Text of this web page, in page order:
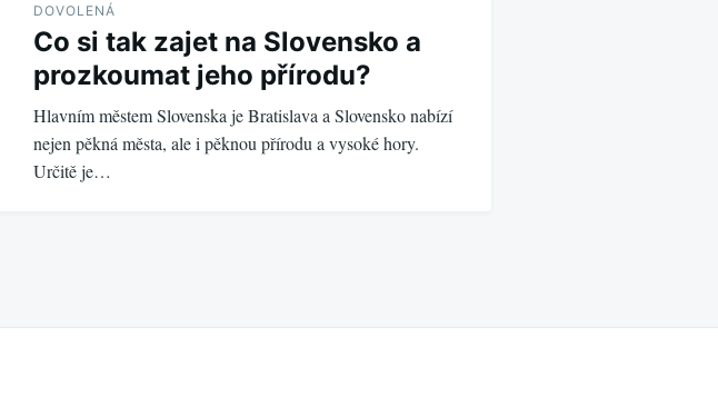
DOVOLENÁ
Co si tak zajet na Slovensko a
prozkoumat jeho přírodu?
Hlavním městem Slovenska je Bratislava a Slovensko nabízí
nejen pěkná města, ale i pěknou přírodu a vysoké hory.
Určitě je…